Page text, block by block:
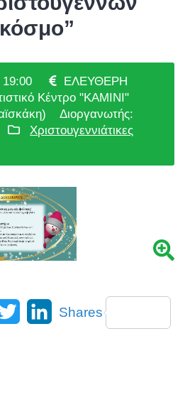
19:00
ΕΛΕΥΘΕΡΗ
Κέντρο "ΚΑΜΙΝΙ"
Διοργανωτής:
Χριστουγεννιάτικες
Twitter LinkedIn
Shares